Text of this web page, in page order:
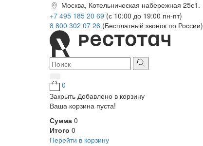
Москва, Котельническая набережная 25с1.
+7 495 185 20 69 (с 10:00 до 19:00 пн-пт)
8 800 302 07 26 (Бесплатный звонок по России)
0
Закрыть Добавлено в корзину
Ваша корзина пуста!
Сумма 0
Итого 0
Перейти в корзину